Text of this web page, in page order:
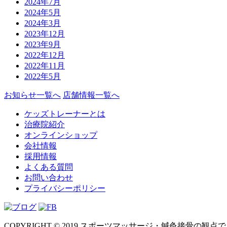
2024年7月
2024年5月
2024年3月
2023年12月
2023年9月
2022年12月
2022年11月
2022年5月
お知らせ一覧へ 店舗情報一覧へ
ケッズトレーナーとは
治療院紹介
オンラインショップ
会社情報
採用情報
よくある質問
お問い合わせ
プライバシーポリシー